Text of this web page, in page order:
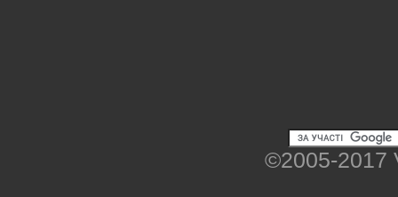
©2005-2017